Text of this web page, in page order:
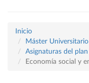
Inicio
Máster
Asignaturas del
Economía social y